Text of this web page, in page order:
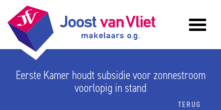
Eerste Kamer houdt subsidie voor zonnestroom
voorlopig in stand
TERUG